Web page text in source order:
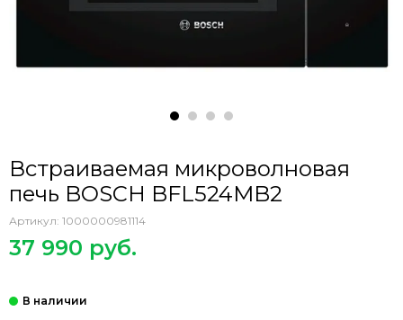
Встраиваемая микроволновая
печь BOSCH BFL524MB2
Артикул: 1000000981114
37 990 руб.